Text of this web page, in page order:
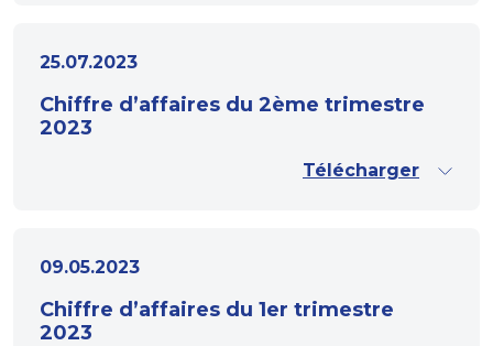
25.07.2023
Chiffre d’affaires du 2ème trimestre
2023
Télécharger
09.05.2023
Chiffre d’affaires du 1er trimestre
2023